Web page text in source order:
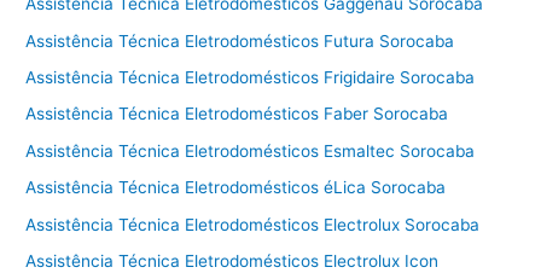
Assistência Técnica Eletrodomésticos Futura Sorocaba
Assistência Técnica Eletrodomésticos Frigidaire Sorocaba
Assistência Técnica Eletrodomésticos Faber Sorocaba
Assistência Técnica Eletrodomésticos Esmaltec Sorocaba
Assistência Técnica Eletrodomésticos éLica Sorocaba
Assistência Técnica Eletrodomésticos Electrolux Sorocaba
Assistência Técnica Eletrodomésticos Electrolux Icon